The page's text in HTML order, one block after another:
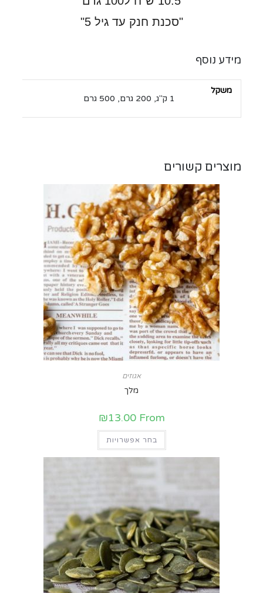
"סכנת חנק עד גיל 5"
מידע נוסף
משקל
1 ק"ג, 200 גרם, 500 גרם
מוצרים קשורים
אגוזים
מלך
From
₪13.00
בחר אפשרויות